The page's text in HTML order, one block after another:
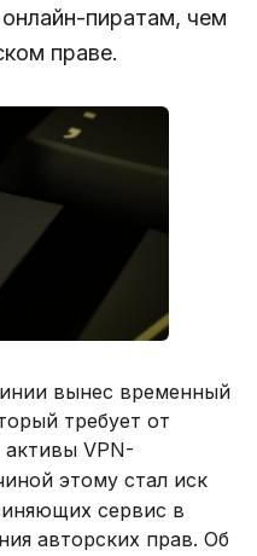
пиратам, чем
праве.
вынес временный
требует от
активы VPN-
этому стал иск
сервис в
авторских прав. Об